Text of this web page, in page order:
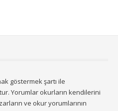
göstermek şartı ile
Yorumlar okurların kendilerini
ve okur yorumlarının